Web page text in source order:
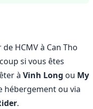
HCMV à Can Tho
si vous êtes
à Vinh Long ou My
hébergement ou via
.